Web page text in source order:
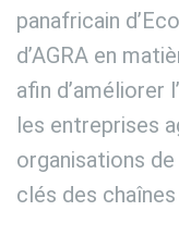
panafricain
d’AGRA en
afin d’améliorer
les entreprises
organisations
clés des